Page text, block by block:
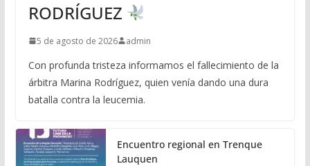
RODRÍGUEZ
5 de agosto de 2026 admin
Con profunda tristeza informamos el fallecimiento de la
árbitra Marina Rodríguez, quien venía dando una dura
batalla contra la leucemia.
Encuentro regional en Trenque
Lauquen